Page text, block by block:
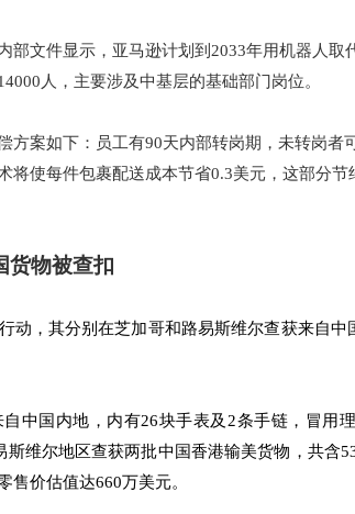
部文件显示，亚马逊计划到2033年用机器人取
人，主要涉及中基层的基础部门岗位。
方案如下：员工有90天内部转岗期，未转岗者
将使每件包裹配送成本节省0.3美元，这部分
货物被查扣
动，其分别在芝加哥和路易斯维尔查获来自
中国内地，内有26块手表及2条手链，冒用
维尔地区查获两批中国香港输美货物，共含
售价估值达660万美元。